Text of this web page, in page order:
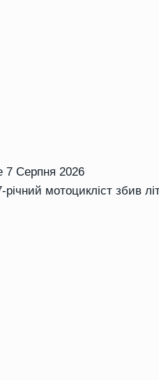
7 Серпня 2026
мотоцикліст збив